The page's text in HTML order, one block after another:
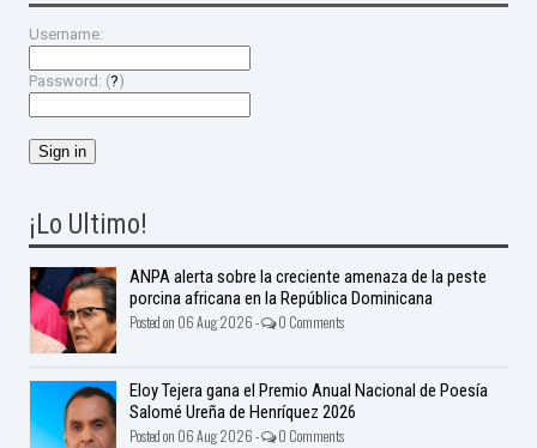
Username:
Password: (?)
¡Lo Ultimo!
ANPA alerta sobre la creciente amenaza de la peste
porcina africana en la República Dominicana
Posted on 06 Aug 2026 - 0 Comments
Eloy Tejera gana el Premio Anual Nacional de Poesía
Salomé Ureña de Henríquez 2026
Posted on 06 Aug 2026 - 0 Comments